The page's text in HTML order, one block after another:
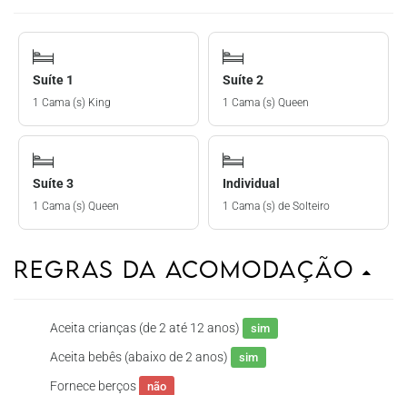
Suíte 1
1 Cama (s) King
Suíte 2
1 Cama (s) Queen
Suíte 3
1 Cama (s) Queen
Individual
1 Cama (s) de Solteiro
Regras da Acomodação
Aceita crianças (de 2 até 12 anos) sim
Aceita bebês (abaixo de 2 anos) sim
Fornece berços não